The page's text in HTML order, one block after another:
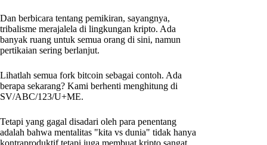
Dan berbicara tentang pemikiran, sayangnya,
tribalisme merajalela di lingkungan kripto. Ada
banyak ruang untuk semua orang di sini, namun
pertikaian sering berlanjut.
Lihatlah semua fork bitcoin sebagai contoh. Ada
berapa sekarang? Kami berhenti menghitung di
SV/ABC/123/U+ME.
Tetapi yang gagal disadari oleh para penentang
adalah bahwa mentalitas "kita vs dunia" tidak hanya
kontraproduktif tetapi juga membuat kripto sangat